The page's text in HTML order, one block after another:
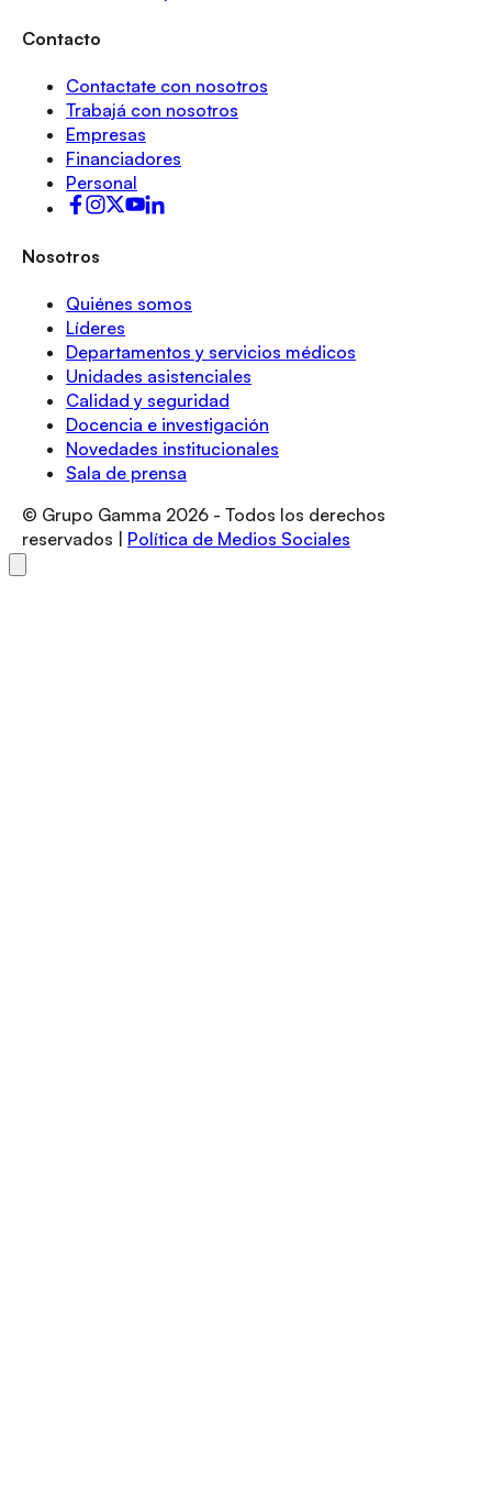
Contacto
Contactate con nosotros
Trabajá con nosotros
Empresas
Financiadores
Personal
Nosotros
Quiénes somos
Líderes
Departamentos y servicios médicos
Unidades asistenciales
Calidad y seguridad
Docencia e investigación
Novedades institucionales
Sala de prensa
© Grupo Gamma 2026 - Todos los derechos
reservados | Política de Medios Sociales